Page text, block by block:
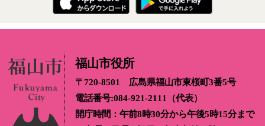
福山市役所
〒720-8501 広島県福山市東桜町3番5号
電話番号:084-921-2111（代表）
開庁時間：午前8時30分から午後5時15分まで